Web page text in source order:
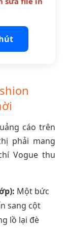
cáo trên
phải mang
Vogue thu
Một bức
sang cột
lồ lại đè